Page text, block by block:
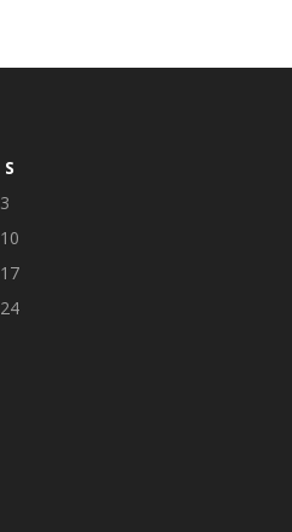
S
3
10
17
24